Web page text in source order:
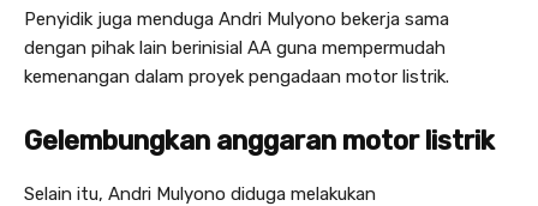
Penyidik juga menduga Andri Mulyono bekerja sama
dengan pihak lain berinisial AA guna mempermudah
kemenangan dalam proyek pengadaan motor listrik.
Gelembungkan anggaran motor listrik
Selain itu, Andri Mulyono diduga melakukan